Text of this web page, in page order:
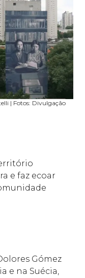
| Fotos: Divulgação
e faz ecoar
Gómez
e na Suécia,